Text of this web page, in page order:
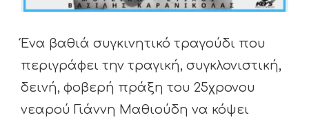
Ένα βαθιά συγκινητικό τραγούδι που
περιγράφει την τραγική, συγκλονιστική,
δεινή, φοβερή πράξη του 25χρονου
νεαρού Γιάννη Μαθιούδη να κόψει